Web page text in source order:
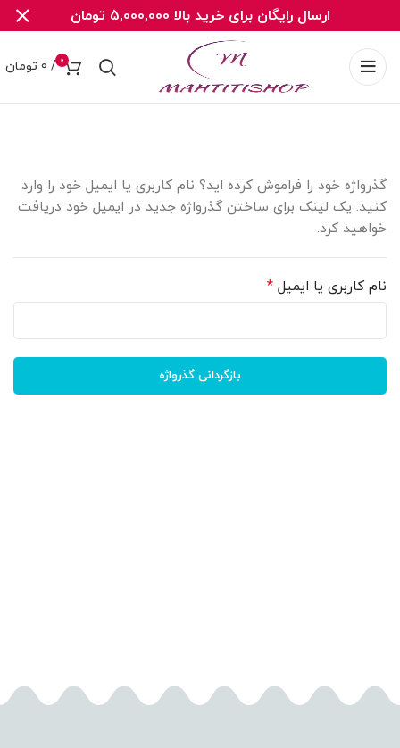
0
/
0 تومان
گذرواژه خود را فراموش کرده اید؟ نام کاربری یا ایمیل خود را وارد
کنید. یک لینک برای ساختن گذرواژه جدید در ایمیل خود دریافت
خواهید کرد.
نام کاربری یا ایمیل *الزامی
بازگردانی گذرواژه
ارسال رایگان برای خرید بالا 5,000,000 تومان